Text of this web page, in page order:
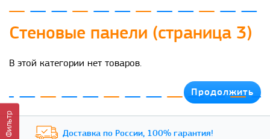
Стеновые панели (страница 3)
Фильтр
В этой категории нет товаров.
Продолжить
Доставка по России, 100% гарантия!